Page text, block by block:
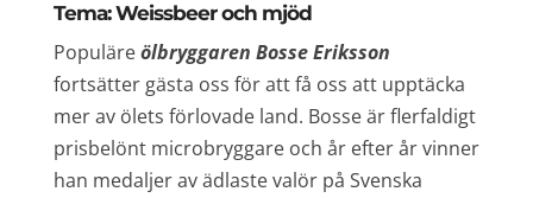
Tema: Weissbeer och mjöd
Populäreölbryggaren Bosse Eriksson
fortsätter gästa oss för att få oss att upptäcka
mer av ölets förlovade land. Bosse är flerfaldigt
prisbelönt microbryggare och år efter år vinner
han medaljer av ädlaste valör på Svenska